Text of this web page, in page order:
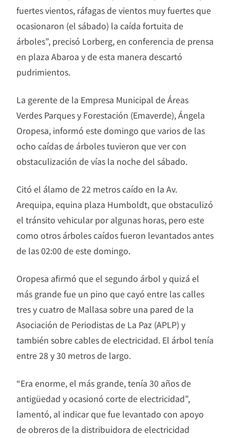
fuertes vientos, ráfagas de vientos muy fuertes que
ocasionaron (el sábado) la caída fortuita de
árboles”, precisó Lorberg, en conferencia de prensa
en plaza Abaroa y de esta manera descartó
pudrimientos.
La gerente de la Empresa Municipal de Áreas
Verdes Parques y Forestación (Emaverde), Ángela
Oropesa, informó este domingo que varios de las
ocho caídas de árboles tuvieron que ver con
obstaculización de vías la noche del sábado.
Citó el álamo de 22 metros caído en la Av.
Arequipa, equina plaza Humboldt, que obstaculizó
el tránsito vehicular por algunas horas, pero este
como otros árboles caídos fueron levantados antes
de las 02:00 de este domingo.
Oropesa afirmó que el segundo árbol y quizá el
más grande fue un pino que cayó entre las calles
tres y cuatro de Mallasa sobre una pared de la
Asociación de Periodistas de La Paz (APLP) y
también sobre cables de electricidad. El árbol tenía
entre 28 y 30 metros de largo.
“Era enorme, el más grande, tenía 30 años de
antigüedad y ocasionó corte de electricidad”,
lamentó, al indicar que fue levantado con apoyo
de obreros de la distribuidora de electricidad